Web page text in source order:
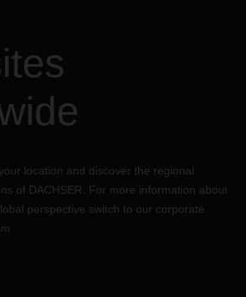
location and discover the regional
of DACHSER. For more information about
perspective switch to our corporate